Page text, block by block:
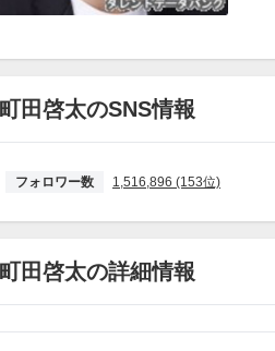
町田啓太のSNS情報
フォロワー数 1,516,896 (153位)
町田啓太の詳細情報